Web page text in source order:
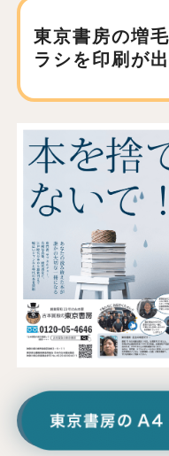
東京書房の増
ラシを印刷が